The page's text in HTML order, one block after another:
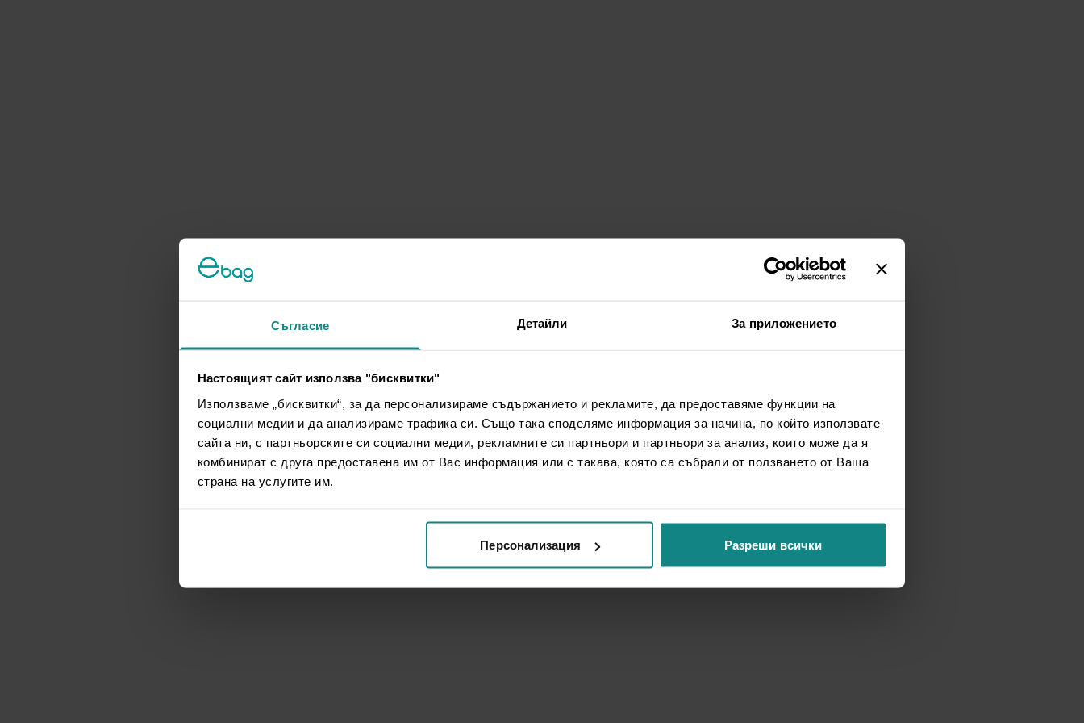
Съгласие Детайли За приложението
Настоящият сайт използва "бисквитки"
Използваме „бисквитки“, за да персонализираме съдържанието и рекламите, да предоставяме функции на
социални медии и да анализираме трафика си. Също така споделяме информация за начина, по който използвате
сайта ни, с партньорските си социални медии, рекламните си партньори и партньори за анализ, които може да я
комбинират с друга предоставена им от Вас информация или с такава, която са събрали от ползването от Ваша
страна на услугите им.
Персонализация Разреши всички